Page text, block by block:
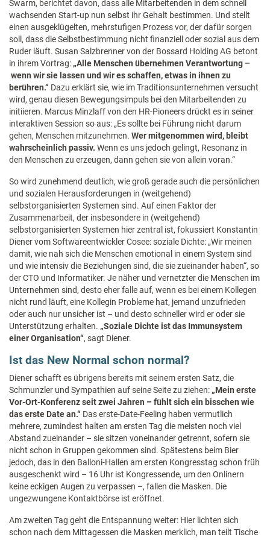
Swarm, berichtet davon, dass alle Mitarbeitenden in dem schnell
wachsenden Start-up nun selbst ihr Gehalt bestimmen. Und stellt
einen ausgeklügelten, mehrstufigen Prozess vor, der dafür sorgen
soll, dass die Selbstbestimmung nicht finanziell oder sozial aus dem
Ruder läuft. Susan Salzbrenner von der Bossard Holding AG betont
in ihrem Vortrag: „Alle Menschen übernehmen Verantwortung –
wenn wir sie lassen und wir es schaffen, etwas in ihnen zu
berühren.“ Dazu erklärt sie, wie im Traditionsunternehmen versucht
wird, genau diesen Bewegungsimpuls bei den Mitarbeitenden zu
initiieren. Marcus Minzlaff von den HR-Pioneers drückt es in seiner
interaktiven Session so aus: „Es sollte bei Führung nicht darum
gehen, Menschen mitzunehmen. Wer mitgenommen wird, bleibt
wahrscheinlich passiv. Wenn es uns jedoch gelingt, Resonanz in
den Menschen zu erzeugen, dann gehen sie von allein voran.“
So wird zunehmend deutlich, wie groß gerade auch die persönlichen
und sozialen Herausforderungen in (weitgehend)
selbstorganisierten Systemen sind. Auf einen Faktor der
Zusammenarbeit, der insbesondere in (weitgehend)
selbstorganisierten Systemen hier zentral ist, fokussiert Konstantin
Diener vom Softwareentwickler Cosee: soziale Dichte: „Wir meinen
damit, wie nah sich die Menschen emotional in einem System sind
und wie intensiv die Beziehungen sind, die sie zueinander haben“, so
der CTO und Informatiker. Je näher und vernetzter die Menschen im
Unternehmen sind, desto eher falle auf, wenn es bei einem Kollegen
nicht rund läuft, eine Kollegin Probleme hat, jemand unzufrieden
oder auch nur unsicher ist – und desto schneller wird er oder sie
Unterstützung erhalten. „Soziale Dichte ist das Immunsystem
einer Organisation“, sagt Diener.
Ist das New Normal schon normal?
Diener schafft es übrigens bereits mit seinem ersten Satz, die
Schmunzler und Sympathien auf seine Seite zu ziehen: „Mein erste
Vor-Ort-Konferenz seit zwei Jahren – fühlt sich ein bisschen wie
das erste Date an.“ Das erste-Date-Feeling haben vermutlich
mehrere, zumindest halten am ersten Tag die meisten noch viel
Abstand zueinander – sie sitzen voneinander getrennt, sofern sie
nicht schon in Gruppen gekommen sind. Spätestens beim Bier
jedoch, das in den Balloni-Hallen am ersten Kongresstag schon früh
ausgeschenkt wird – 16 Uhr ist Kongressende, um den Onlinern
keine eckigen Augen zu verpassen –, fallen die Masken. Die
ungezwungene Kontaktbörse ist eröffnet.
Am zweiten Tag geht die Entspannung weiter: Hier lichten sich
schon nach dem Mittagessen die Masken merklich, man teilt Tische